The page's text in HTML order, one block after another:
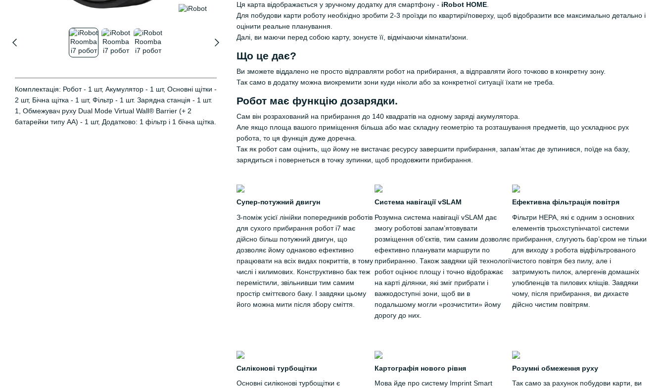
Комплектація: Робот - 1 шт, Акумулятор - 1 шт, Основні щітки -
2 шт, Бічна щітка - 1 шт, Фільтр - 1 шт. Зарядна станція - 1 шт.
1, Обмежувач руху Dual Mode Virtual Wall® Barrier (+ 2
батарейки типу AA) - 1 шт, Додатково: 1 фільтр і 1 бічна щітка.
Ця карта відображається у зручному додатку для смартфону - iRobot HOME
Для побудови карти роботу необхідно зробити 2-3 проїзди по квартирі/поверху, щоб відобразити все максимально детально і
оцінити реальне планування.
Далі, ви маючи перед собою карту, зонуєте її, відмічаючи кімнати/зони.
Що це дає?
Ви зможете віддалено не просто відправляти робот на прибирання, а відправляти його точково в конкретну зону.
Так само в додатку можна виокремити зони куди ніколи або за конкретної ситуації їхати не треба.
Робот має функцію дозарядки.
Сам він розрахований на прибирання до 140 квадратів на одному заряді акумулятора.
Але якщо площа вашого приміщення більша або має складну геометрію та розташування предметів, що ускладнює рух
робота, то ця функція дуже доречна.
Так як робот сам оцінить, що йому не вистачає ресурсу завершити прибирання, запам’ятає де зупинився, поїде на базу,
зарядиться і повернеться в точку зупинки, щоб продовжити прибирання.
Супер-потужний двигун
З-поміж усієї лінійки попередників роботів
для сухого прибирання робот i7 має
дійсно більш потужний двигун, що
дозволяє йому однаково ефективно
працювати на всіх видах покриттів, в тому
числі і килимових. Конструктивно бак теж
перемістили, звільнивши тим самим
простір сміттєвого баку. І завдяки цьому
його можна мити після збору сміття.
Система навігації vSLAM
Розумна система навігації vSLAM дає
змогу роботові запамʼятовувати
розміщення обʼєктів, тим самим дозволяє
ефективно планувати маршрути по
прибиранню. Також завдяки цій технології
робот оцінює площу і точно відображає
на карті ділянки, які зміг прибрати і
важкодоступні зони, щоб ви в
подальшому могли «розчистити» йому
дорогу до них.
Ефективна фільтрація повітря
Фільтри HEPA, які є одним з основних
елементів трьохступінчатої системи
прибирання, слугують барʼєром не тільки
для виходу з робота відфільтрованого
чистого повітря без пилу, але і
затримують пилок, алергенів домашніх
улюбленців та пилових кліщів. Завдяки
чому, після прибирання, ви дихаєте
дійсно чистим повітрям.
Силіконові турбощітки
Основні силіконові турбощітки є
Картографія нового рівня
Мова йде про систему Imprint Smart
Розумні обмеження руху
Так само за рахунок побудови карти, ви